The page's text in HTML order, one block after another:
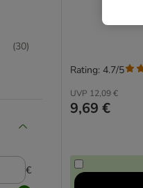
(30)
(5
€
UVP 12,09 €
9,69 €
Rating: 4.7/5